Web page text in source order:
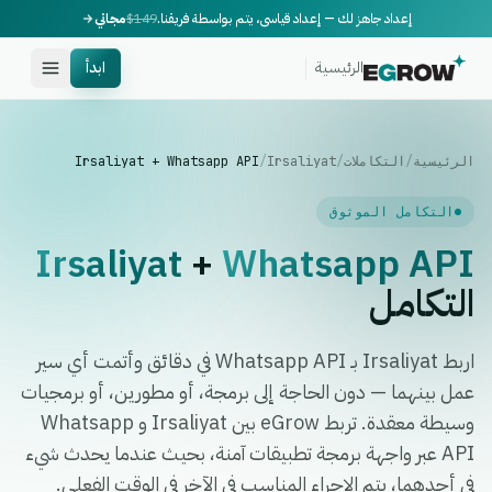
إعداد جاهز لك — إعداد قياسي، يتم بواسطة فريقنا.$149مجاني
الرئيسية ابدأ
الرئيسية/ التكاملات/
Irsaliyat
/
Irsaliyat + Whatsapp API
التكامل الموثوق
Irsaliyat + Whatsapp API
التكامل
اربط Irsaliyat بـ Whatsapp API في دقائق وأتمت أي سير
عمل بينهما — دون الحاجة إلى برمجة، أو مطورين، أو برمجيات
وسيطة معقدة. تربط eGrow بين Irsaliyat و Whatsapp
API عبر واجهة برمجة تطبيقات آمنة، بحيث عندما يحدث شيء
في أحدهما، يتم الإجراء المناسب في الآخر في الوقت الفعلي.